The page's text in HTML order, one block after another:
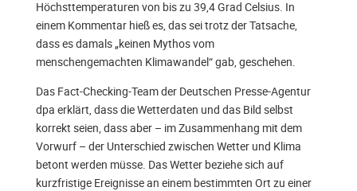
Höchsttemperaturen von bis zu 39,4 Grad Celsius. In
einem Kommentar hieß es, das sei trotz der Tatsache,
dass es damals „keinen Mythos vom
menschengemachten Klimawandel“ gab, geschehen.
Das Fact-Checking-Team der Deutschen Presse-Agentur
dpa erklärt, dass die Wetterdaten und das Bild selbst
korrekt seien, dass aber – im Zusammenhang mit dem
Vorwurf – der Unterschied zwischen Wetter und Klima
betont werden müsse. Das Wetter beziehe sich auf
kurzfristige Ereignisse an einem bestimmten Ort zu einer